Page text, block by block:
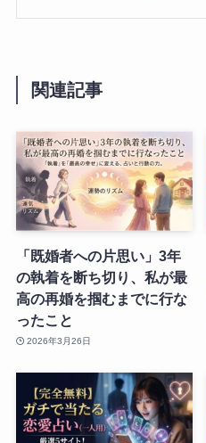
関連記事
「既婚者への片思い」3年
の執着を断ち切り、私が最
高の再婚を掴むまでに行な
ったこと
2026年3月26日